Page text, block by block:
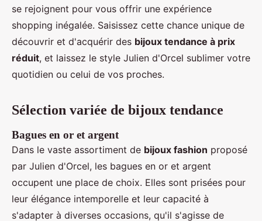
se rejoignent pour vous offrir une expérience
shopping inégalée. Saisissez cette chance unique de
découvrir et d'acquérir des bijoux tendance à prix
réduit, et laissez le style Julien d'Orcel sublimer votre
quotidien ou celui de vos proches.
Sélection variée de bijoux tendance
Bagues en or et argent
Dans le vaste assortiment de bijoux fashion proposé
par Julien d'Orcel, les bagues en or et argent
occupent une place de choix. Elles sont prisées pour
leur élégance intemporelle et leur capacité à
s'adapter à diverses occasions, qu'il s'agisse de